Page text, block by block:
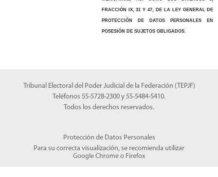
FRACCIÓN IX, 31 Y 47, DE LA LEY GENERAL DE
PROTECCIÓN DE DATOS PERSONALES EN
POSESIÓN DE SUJETOS OBLIGADOS.
Tribunal Electoral del Poder Judicial de la Federación (TEPJF)
Teléfonos 55-5728-2300 y 55-5484-5410.
Todos los derechos reservados.
Protección de Datos Personales
Para su correcta visualización, se recomienda utilizar
Google Chrome o Firefox